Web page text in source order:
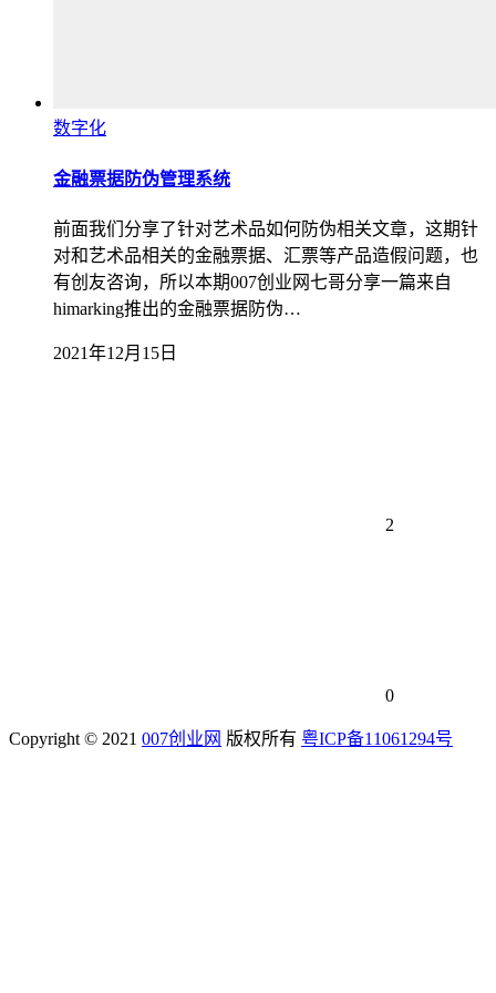
数字化
金融票据防伪管理系统
前面我们分享了针对艺术品如何防伪相关文章，这期针
对和艺术品相关的金融票据、汇票等产品造假问题，也
有创友咨询，所以本期007创业网七哥分享一篇来自
himarking推出的金融票据防伪…
2021年12月15日
2
0
Copyright © 2021 007创业网 版权所有 粤ICP备11061294号